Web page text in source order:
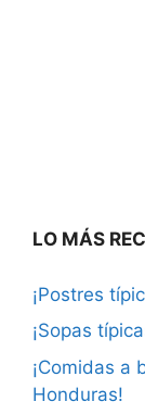
LO MÁS
¡Postres
¡Sopas
¡Comidas a
Honduras!